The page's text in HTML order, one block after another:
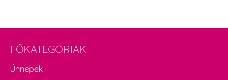
FŐKATEGÓRIÁK
Ünnepek